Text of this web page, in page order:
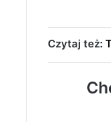
Czytaj też: